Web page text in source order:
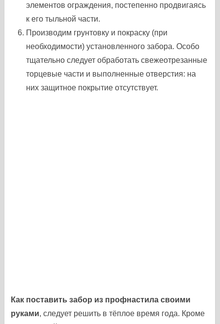
элементов ограждения, постепенно продвигаясь
к его тыльной части.
Производим грунтовку и покраску (при
необходимости) установленного забора. Особо
тщательно следует обработать свежеотрезанные
торцевые части и выполненные отверстия: на
них защитное покрытие отсутствует.
Как поставить забор из профнастила своими
руками, следует решить в тёплое время года. Кроме